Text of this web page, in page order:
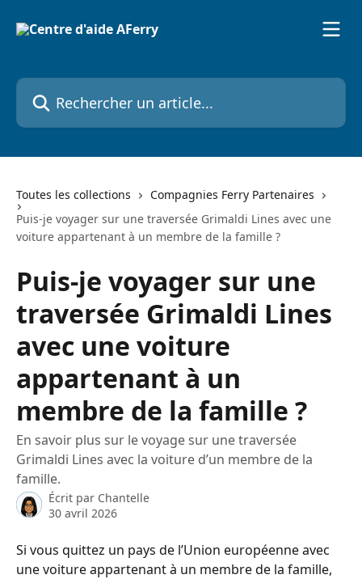
Rechercher un article...
Toutes les collections
Compagnies Ferry Partenaires
Puis-je voyager sur une traversée Grimaldi Lines avec une
voiture appartenant à un membre de la famille ?
Puis-je voyager sur une
traversée Grimaldi Lines
avec une voiture
appartenant à un
membre de la famille ?
En savoir plus sur le voyage sur une traversée
Grimaldi Lines avec la voiture d’un membre de la
famille.
Écrit par Chantelle
30 avril 2026
Si vous quittez un pays de l’Union européenne avec
une voiture appartenant à un membre de la famille,